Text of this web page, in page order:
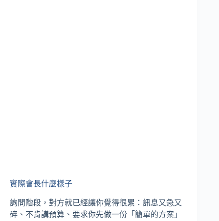
實際會長什麼樣子
詢問階段，對方就已經讓你覺得很累：訊息又急又
碎、不肯講預算、要求你先做一份「簡單的方案」